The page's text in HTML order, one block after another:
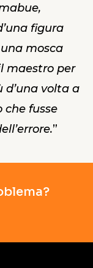
figura
mosca
maestro per
d’una volta a
che fusse
”